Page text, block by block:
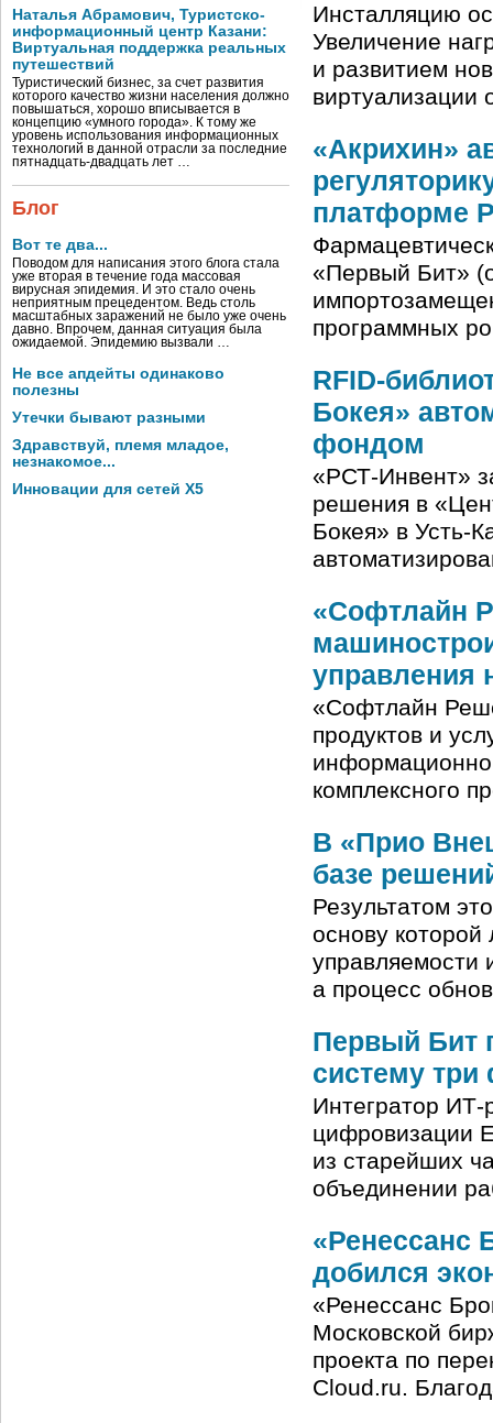
Наталья Абрамович, Туристско-
информационный центр Казани:
Виртуальная поддержка реальных
путешествий
Туристический бизнес, за счет развития
которого качество жизни населения должно
повышаться, хорошо вписывается в
концепцию «умного города». К тому же
уровень использования информационных
технологий в данной отрасли за последние
пятнадцать-двадцать лет …
Блог
Вот те два...
Поводом для написания этого блога стала
уже вторая в течение года массовая
вирусная эпидемия. И это стало очень
неприятным прецедентом. Ведь столь
масштабных заражений не было уже очень
давно. Впрочем, данная ситуация была
ожидаемой. Эпидемию вызвали …
Не все апдейты одинаково
полезны
Утечки бывают разными
Здравствуй, племя младое,
незнакомое...
Инновации для сетей X5
Инсталляцию
Увеличение
и развитием
«Акрихин»
платформе
«Первый Бит»
программных
RFID-
Бокея»
фондом
«РСТ-Инвент»
решения в
Бокея» в Усть-
«Софтлайн
управления
«Софтлайн
продуктов и
комплексного
В «Прио
базе
Результатом
основу
управляемости
а процесс
Первый Бит
систему три
Интегратор
цифровизации
из старейших
объединении
«Ренессанс
добился
«Ренессанс
Московской
проекта по
Cloud.ru.